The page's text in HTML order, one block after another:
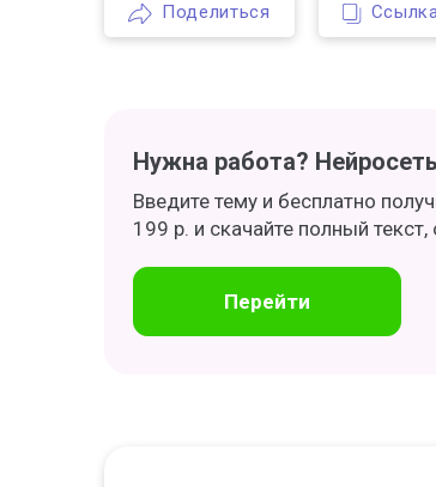
Поделиться
Нужна работа?
Введите тему и бесплатно
199 р. и скачайте полный
Перейти